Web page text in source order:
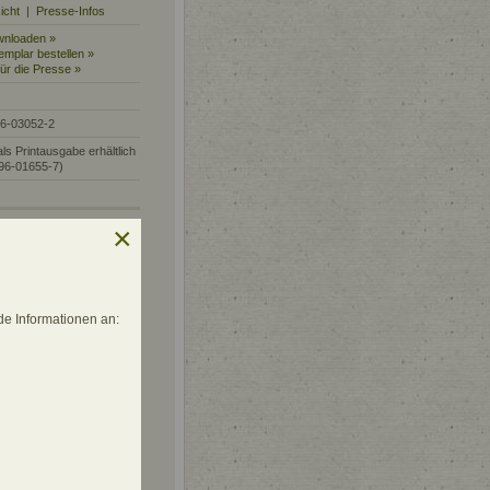
Informationen an:
| Presse-Infos
»
bestellen »
die Presse »
03052-2
Printausgabe erhältlich
01655-7)
die Einverleibung
das Körper-Leib-
und was am